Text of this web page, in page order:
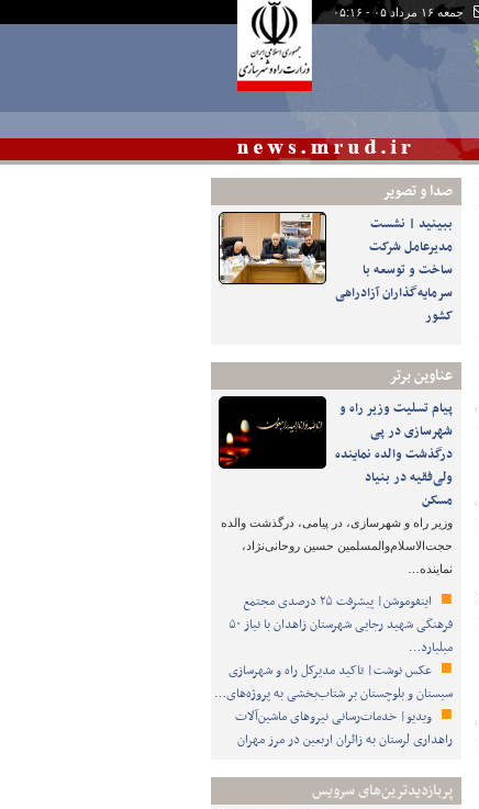
جمعه ۱۶ مرداد ۰۵ - ۰۵:۱۶
صدا و تصوير
ببینید | نشست
مدیرعامل شرکت
ساخت و توسعه با
سرمایه‌گذاران آزادراهی
کشور
عناوین برتر
پیام تسلیت وزیر راه و
شهرسازی در پی
درگذشت والده نماینده
ولی‌فقیه در بنیاد
مسکن
وزیر راه و شهرسازی، در پیامی، درگذشت والده
حجت‌الاسلام‌والمسلمین حسین روحانی‌نژاد،
نماینده…
اینفوموشن| پیشرفت ۲۵ درصدی مجتمع
فرهنگی شهید رجایی شهرستان زاهدان با نیاز ۵۰
میلیارد…
عکس نوشت| تاکید مدیرکل راه و شهرسازی
سیستان و بلوچستان بر شتاب‌بخشی به پروژه‌های…
ویدیو| خدمات‌رسانی نیروهای ماشین‌آلات
راهداری لرستان به زائران اربعین در مرز مهران
پربازدیدترین‌های سرویس